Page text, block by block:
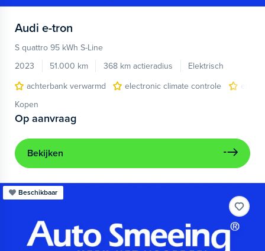
Audi e-tron
S quattro 95 kWh S-Line
2023
51.000 km 368 km actieradius
Elektrisch
achterbank verwarmd
electronic climate controle
Kopen
Op aanvraag
Bekijken
Beschikbaar